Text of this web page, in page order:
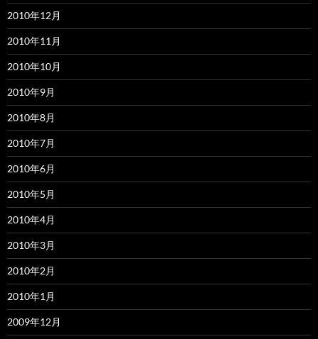
2010年12月
2010年11月
2010年10月
2010年9月
2010年8月
2010年7月
2010年6月
2010年5月
2010年4月
2010年3月
2010年2月
2010年1月
2009年12月